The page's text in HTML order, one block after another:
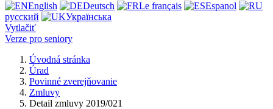
English Deutsch Le français
Espanol
русский
Українська
Vytlačiť
Verze pro seniory
Úvodná stránka
Úrad
Povinné zverejňovanie
Zmluvy
Detail zmluvy 2019/021